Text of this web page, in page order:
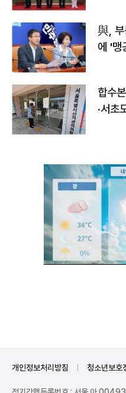
與, 부
에 '맹
합수
·서초
개인정보처리방침 청소년보호